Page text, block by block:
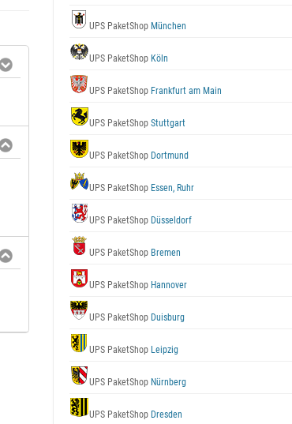
UPS PaketShop München
UPS PaketShop Köln
UPS PaketShop Frankfurt am Main
UPS PaketShop Stuttgart
UPS PaketShop Dortmund
UPS PaketShop Essen, Ruhr
UPS PaketShop Düsseldorf
UPS PaketShop Bremen
UPS PaketShop Hannover
UPS PaketShop Duisburg
UPS PaketShop Leipzig
UPS PaketShop Nürnberg
UPS PaketShop Dresden